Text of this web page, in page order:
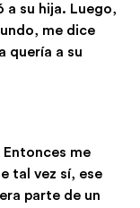
a su hija. Luego,
me dice
quería a su
Entonces me
tal vez sí, ese
parte de un